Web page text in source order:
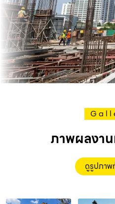
ภาพผลงา
ดูรูปภา